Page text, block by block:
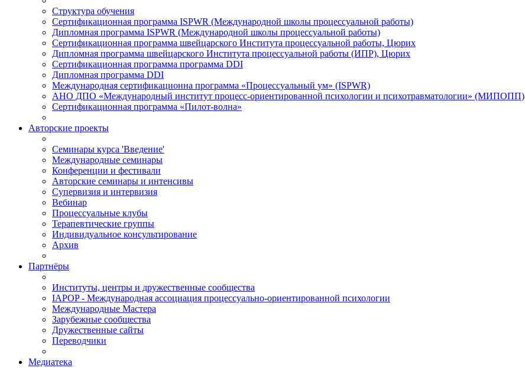
Структура обучения
Сертификационная программа ISPWR (Международной школы процессуальной работы)
Дипломная программа ISPWR (Международной школы процессуальной работы)
Сертификационная программа швейцарского Института процессуальной работы, Цюрих
Дипломная программа швейцарского Института процессуальной работы (ИПР), Цюрих
Сертификационная программа программа DDI
Дипломная программа DDI
Международная сертификационна программа «Процессуальный ум» (ISPWR)
АНО ДПО «Международный институт процесс-ориентированной психологии и психотравматологии» (МИПОПП)
Сертификационная программа «Пилот-волна»
Авторские проекты
Семинары курса 'Введение'
Международные семинары
Конференции и фестивали
Авторские семинары и интенсивы
Супервизия и интервизия
Вебинар
Процессуальные клубы
Терапевтические группы
Индивидуальное консультирование
Архив
Партнёры
Институты, центры и дружественные сообщества
IAPOP - Международная ассоциация процессуально-ориентированной психологии
Международные Мастера
Зарубежные сообщества
Дружественные сайты
Переводчики
Медиатека